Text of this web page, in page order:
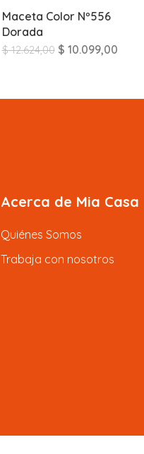
Maceta Color Nº556
Dorada
$12.624,00 $ 10.099,00
Acerca de Mia Casa
Quiénes Somos
Trabaja con nosotros